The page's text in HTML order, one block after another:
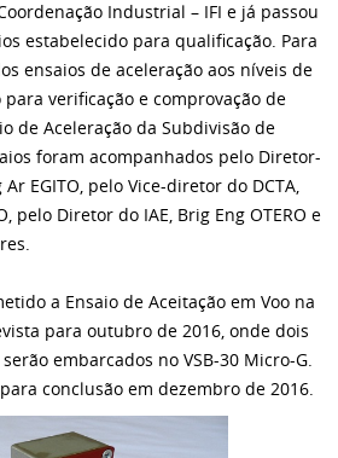
Industrial – IFI e já passou
estabelecido para qualificação. Para
ensaios de aceleração aos níveis de
verificação e comprovação de
de Aceleração da Subdivisão de
foram acompanhados pelo Diretor-
EGITO, pelo Vice-diretor do DCTA,
pelo Diretor do IAE, Brig Eng OTERO e
a Ensaio de Aceitação em Voo na
para outubro de 2016, onde dois
embarcados no VSB-30 Micro-G.
conclusão em dezembro de 2016.